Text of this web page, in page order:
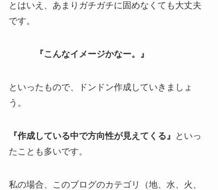
とはいえ、あまりガチガチに固めなくても大丈夫
です。
『こんなイメージかなー。』
といったもので、ドンドン作成していきましょ
う。
『作成している中で方向性が見えてくる』
といっ
たことも多いです。
私の場合、このブログのカテゴリ（地、水、火、